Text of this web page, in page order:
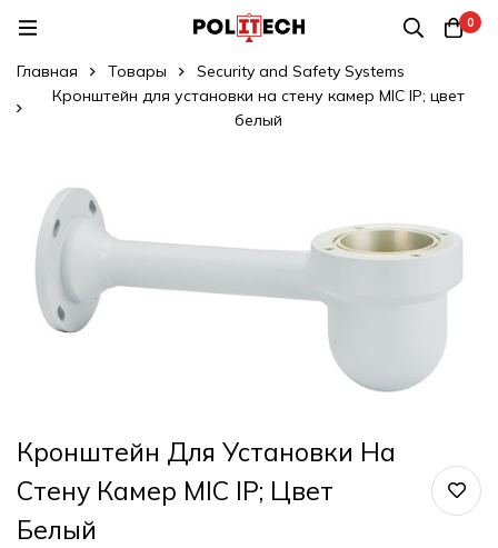
0
Главная Товары
Security and Safety Systems
Кронштейн для установки на стену камер MIC IP; цвет
белый
Кронштейн Для Установки На
Стену Камер MIC IP; Цвет
Белый